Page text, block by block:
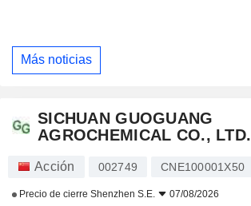
Más noticias
SICHUAN GUOGUANG
AGROCHEMICAL CO., LTD.
Acción 002749 CNE100001X50
Precio de cierre Shenzhen S.E. 07/08/2026